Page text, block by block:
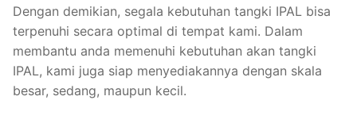
Dengan demikian, segala kebutuhan tangki IPAL bisa
terpenuhi secara optimal di tempat kami. Dalam
membantu anda memenuhi kebutuhan akan tangki
IPAL, kami juga siap menyediakannya dengan skala
besar, sedang, maupun kecil.